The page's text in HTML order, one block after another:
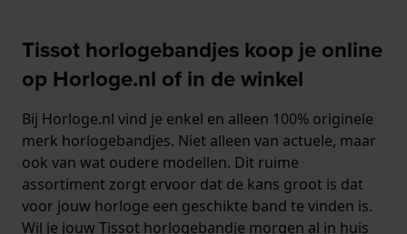
Tissot horlogebandjes koop je online
op Horloge.nl of in de winkel
Bij Horloge.nl vind je enkel en alleen 100% originele
merk horlogebandjes. Niet alleen van actuele, maar
ook van wat oudere modellen. Dit ruime
assortiment zorgt ervoor dat de kans groot is dat
voor jouw horloge een geschikte band te vinden is.
Wil je jouw Tissot horlogebandje morgen al in huis